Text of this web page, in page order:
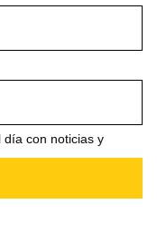
día con noticias y